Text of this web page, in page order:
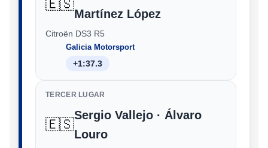
🇪🇸
Martínez López
Citroën DS3 R5
Galicia Motorsport
+1:37.3
TERCER LUGAR
🇪🇸
Sergio Vallejo · Álvaro
Louro